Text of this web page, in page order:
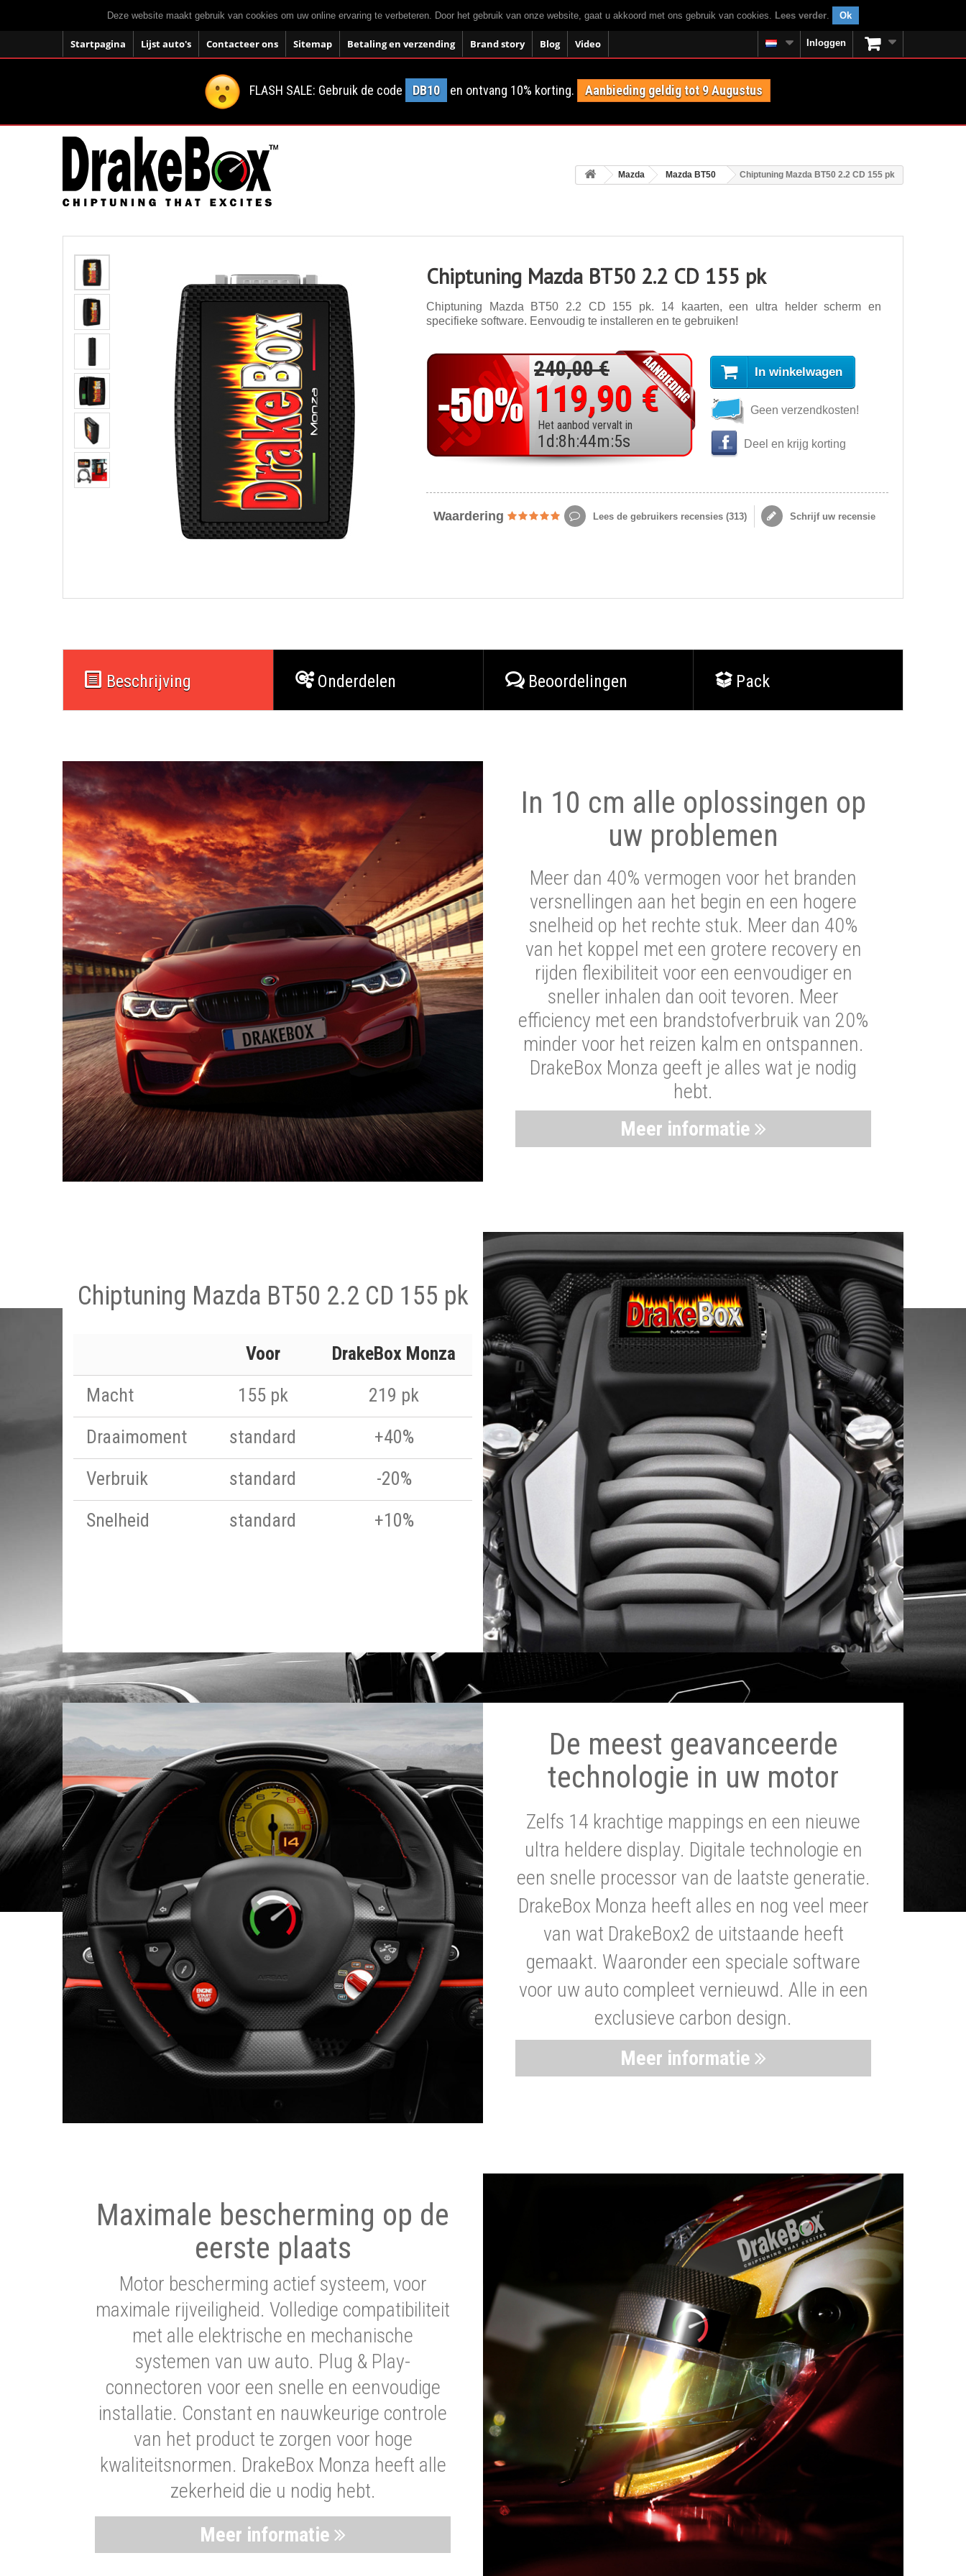
Deze website maakt gebruik van cookies om uw online ervaring te verbeteren. Door het gebruik van onze website, gaat u akkoord met ons gebruik van cookies. Lees verder. Ok
Startpagina Lijst auto's Contacteer ons Sitemap Betaling en verzending Brand story Blog Video Inloggen
FLASH SALE: Gebruik de code DB10 en ontvang 10% korting. Aanbieding geldig tot 9 Augustus
Mazda Mazda BT50 Chiptuning Mazda BT50 2.2 CD 155 pk
Chiptuning Mazda BT50 2.2 CD 155 pk
Chiptuning Mazda BT50 2.2 CD 155 pk. 14 kaarten, een ultra helder scherm en
specifieke software. Eenvoudig te installeren en te gebruiken!
240,00 €
119,90 €
Het aanbod vervalt in
1 d :8 h:44m:3s
In winkelwagen
Geen verzendkosten!
Deel en krijg korting
Waardering Lees de gebruikers recensies (313) Schrijf uw recensie
Beschrijving Onderdelen Beoordelingen Pack
In 10 cm alle oplossingen op
uw problemen
Meer dan 40% vermogen voor het branden
versnellingen aan het begin en een hogere
snelheid op het rechte stuk. Meer dan 40%
van het koppel met een grotere recovery en
rijden flexibiliteit voor een eenvoudiger en
sneller inhalen dan ooit tevoren. Meer
efficiency met een brandstofverbruik van 20%
minder voor het reizen kalm en ontspannen.
DrakeBox Monza geeft je alles wat je nodig
hebt.
Meer informatie
Chiptuning Mazda BT50 2.2 CD 155 pk
Voor
DrakeBox Monza
Macht
155 pk
219 pk
Draaimoment
standard
+40%
Verbruik
standard
-20%
Snelheid
standard +10%
De meest geavanceerde
technologie in uw motor
Zelfs 14 krachtige mappings en een nieuwe
ultra heldere display. Digitale technologie en
een snelle processor van de laatste generatie.
DrakeBox Monza heeft alles en nog veel meer
van wat DrakeBox2 de uitstaande heeft
gemaakt. Waaronder een speciale software
voor uw auto compleet vernieuwd. Alle in een
exclusieve carbon design.
Meer informatie
Maximale bescherming op de
eerste plaats
Motor bescherming actief systeem, voor
maximale rijveiligheid. Volledige compatibiliteit
met alle elektrische en mechanische
systemen van uw auto. Plug & Play-
connectoren voor een snelle en eenvoudige
installatie. Constant en nauwkeurige controle
van het product te zorgen voor hoge
kwaliteitsnormen. DrakeBox Monza heeft alle
zekerheid die u nodig hebt.
Meer informatie